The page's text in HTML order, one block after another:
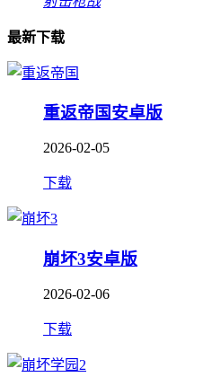
最新下载
重返帝国安卓版
2026-02-05
下载
崩坏3安卓版
2026-02-06
下载